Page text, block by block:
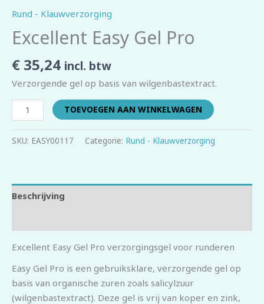
Rund - Klauwverzorging
Excellent Easy Gel Pro
€ 35,24 incl. btw
Verzorgende gel op basis van wilgenbastextract.
TOEVOEGEN AAN WINKELWAGEN
SKU: EASY00117 Categorie: Rund - Klauwverzorging
Beschrijving
Excellent Easy Gel Pro verzorgingsgel voor runderen
Easy Gel Pro is een gebruiksklare, verzorgende gel op
basis van organische zuren zoals salicylzuur
(wilgenbastextract). Deze gel is vrij van koper en zink,